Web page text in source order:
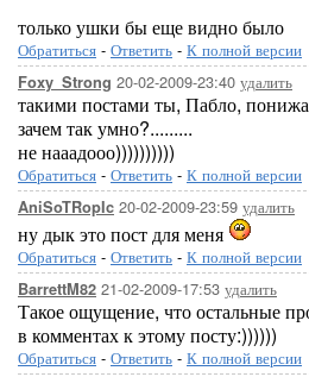
только ушки бы еще видно было
Обратиться - Ответить - К полной версии
Foxy_Strong 20-02-2009-23:40 удалить
такими постами ты, Пабло,
зачем так умно?.........
не нааадооо))))))))))
Обратиться - Ответить - К полной версии
AniSoTRopIc 20-02-2009-23:59 удалить
ну дык это пост для меня
Обратиться - Ответить - К полной версии
BarrettM82 21-02-2009-17:53 удалить
Такое ощущение, что остальные
в комментах к этому посту:))))))
Обратиться - Ответить - К полной версии